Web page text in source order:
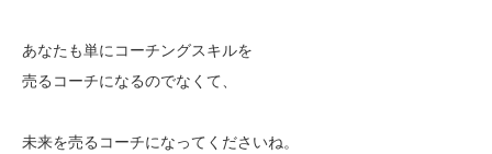
あなたも単にコーチングスキルを
売るコーチになるのでなくて、
未来を売るコーチになってくださいね。